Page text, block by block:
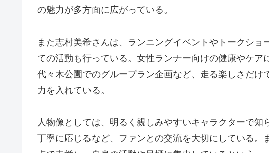
の魅力が多方面に広がっている。
また志村美希さんは、ランニングイベントやトークシ
ての活動も行っている。女性ランナー向けの健康やケア
代々木公園でのグループラン企画など、走る楽しさだけ
力を入れている。
人物像としては、明るく親しみやすいキャラクターで
丁寧に応じるなど、ファンとの交流を大切にしている